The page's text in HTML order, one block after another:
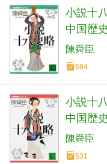
小説十
中国歴
陳舜臣
594
小説十
中国歴
陳舜臣
531